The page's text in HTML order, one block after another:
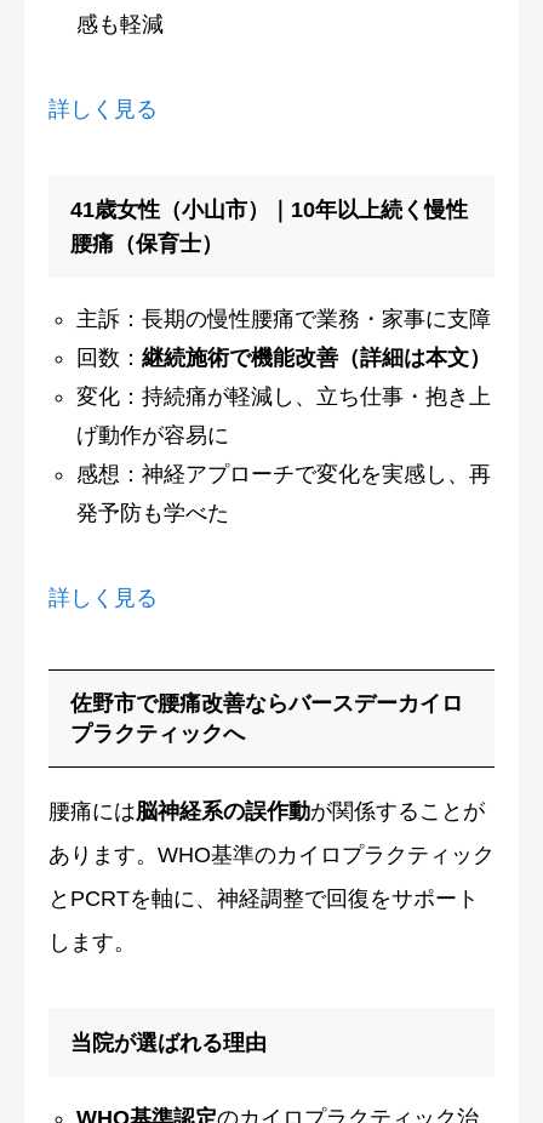
感も軽減
詳しく見る
41歳女性（小山市）｜10年以上続く慢性
腰痛（保育士）
主訴：長期の慢性腰痛で業務・家事に支障
回数：継続施術で機能改善（詳細は本文）
変化：持続痛が軽減し、立ち仕事・抱き上
げ動作が容易に
感想：神経アプローチで変化を実感し、再
発予防も学べた
詳しく見る
佐野市で腰痛改善ならバースデーカイロ
プラクティックへ
腰痛には脳神経系の誤作動が関係することが
あります。WHO基準のカイロプラクティック
とPCRTを軸に、神経調整で回復をサポート
します。
当院が選ばれる理由
WHO基準認定のカイロプラクティック治